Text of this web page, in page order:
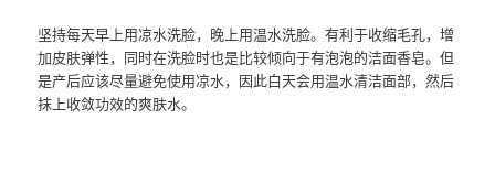
坚持每天早上用凉水洗脸，晚上用温水洗脸。有利于收缩毛孔，增
加皮肤弹性，同时在洗脸时也是比较倾向于有泡泡的洁面香皂。但
是产后应该尽量避免使用凉水，因此白天会用温水清洁面部，然后
抹上收敛功效的爽肤水。